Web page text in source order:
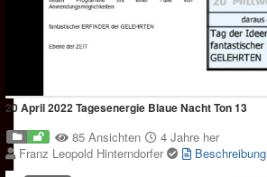
20 April 2022 Tagesenergie Blaue Nacht Ton 13
85 Ansichten
4 Jahre her
Franz Leopold Hinterndorfer
Beschreibung